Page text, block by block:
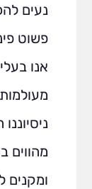
נעים
פשוט
אנו
ומקנים